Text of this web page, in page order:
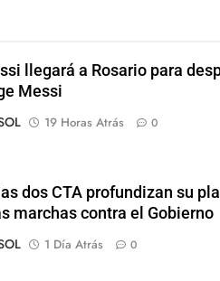
llegará a Rosario para
Messi
19 Horas Atrás 0
dos CTA profundizan su
marchas contra el Gobierno
1 Día Atrás 0